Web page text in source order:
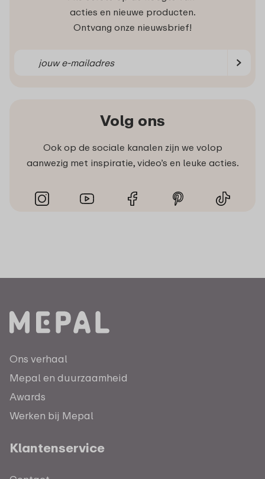
acties en nieuwe producten.
Ontvang onze nieuwsbrief!
Volg ons
Ook op de sociale kanalen zijn we volop
aanwezig met inspiratie, video’s en leuke acties.
Ons verhaal
Mepal en duurzaamheid
Awards
Werken bij Mepal
Klantenservice